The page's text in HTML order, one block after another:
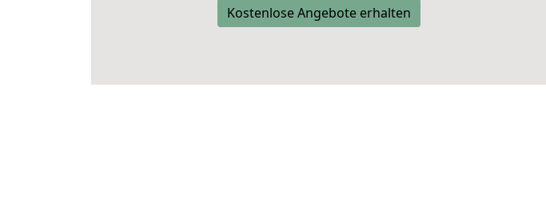
Kostenlose Angebote erhalten